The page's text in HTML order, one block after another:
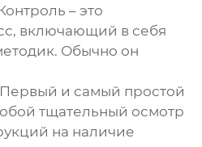
– это
включающий в себя
Обычно он
Первый и самый простой
тщательный осмотр
на наличие